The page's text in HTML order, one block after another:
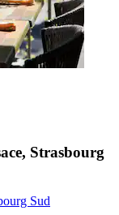
Strasbourg
Sud